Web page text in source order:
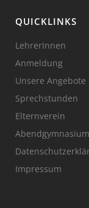
QUICKLINKS
LehrerInnen
Anmeldung
Unsere Angebote
Sprechstunden
Elternverein
Abendgymnasium
Impressum